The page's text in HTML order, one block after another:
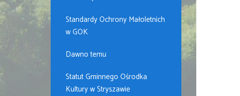
Standardy Ochrony Małoletnich
w GOK
Dawno temu
Statut Gminnego Ośrodka
Kultury w Stryszawie